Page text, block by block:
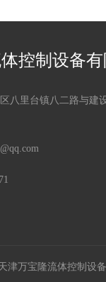
控制设备有
八里台镇八二路与建
津万宝隆流体控制